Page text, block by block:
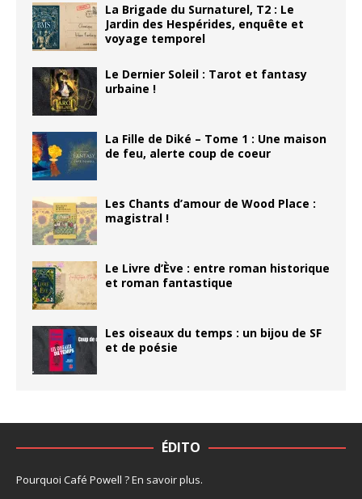
La Brigade du Surnaturel, T2 : Le
Jardin des Hespérides, enquête et
voyage temporel
Le Dernier Soleil : Tarot et fantasy
urbaine !
La Fille de Diké – Tome 1 : Une maison
de feu, alerte coup de coeur
Les Chants d’amour de Wood Place :
magistral !
Le Livre d’Ève : entre roman historique
et roman fantastique
Les oiseaux du temps : un bijou de SF
et de poésie
ÉDITO
Pourquoi Café Powell ?En savoir plus.